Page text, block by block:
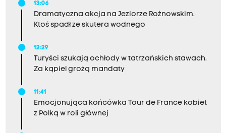
13:06
Dramatyczna akcja na Jeziorze Rożnowskim.
Ktoś spadł ze skutera wodnego
12:29
Turyści szukają ochłody w tatrzańskich stawach.
Za kąpiel grożą mandaty
11:41
Emocjonująca końcówka Tour de France kobiet
z Polką w roli głównej